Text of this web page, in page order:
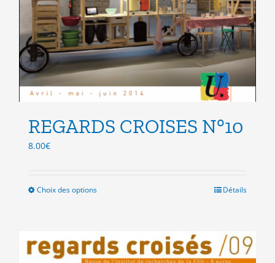
REGARDS CROISES N°10
8.00€
Choix des optionsCe
variations.
Les
Détails